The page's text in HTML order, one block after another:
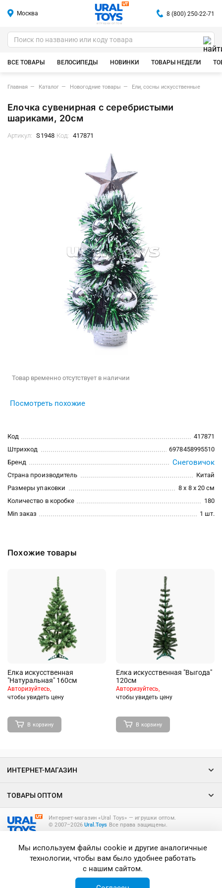
Москва
ИГРУШКИ ОПТОМ
8 (800) 250-22-71
ВСЕ ТОВАРЫ ВЕЛОСИПЕДЫ НОВИНКИ ТОВАРЫ НЕДЕЛИ
Главная Каталог Новогодние товары Ели, сосны искусственные
Елочка сувенирная с серебристыми
шариками, 20см
Артикул: S1948 Код: 417871
Товар временно отсутствует в наличии
Посмотреть похожие
Код
417871
Штрихкод
6978458995510
Бренд
Снеговичок
Страна производитель
Китай
Размеры упаковки
8 x 8 x 20 см
Количество в коробке
180
Min заказ
1 шт.
Похожие товары
Елка искусственная
"Натуральная" 160см
Авторизуйтесь,
чтобы увидеть цену
В корзину
Елка искусственная "Выгода"
120см
Авторизуйтесь,
чтобы увидеть цену
В корзину
Интернет-магазин «Ural Toys» ― игрушки оптом.
© 2007–2026Ural.Toys Все права защищены.
ИНТЕРНЕТ-МАГАЗИН
ТОВАРЫ ОПТОМ
Мы используем файлы cookie и другие аналогичные
технологии, чтобы вам было удобнее работать
с нашим сайтом.